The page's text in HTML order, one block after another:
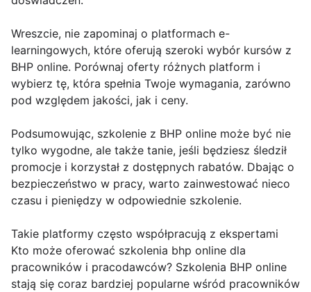
Wreszcie, nie zapominaj o platformach e-
learningowych, które oferują szeroki wybór kursów z
BHP online. Porównaj oferty różnych platform i
wybierz tę, która spełnia Twoje wymagania, zarówno
pod względem jakości, jak i ceny.
Podsumowując, szkolenie z BHP online może być nie
tylko wygodne, ale także tanie, jeśli będziesz śledził
promocje i korzystał z dostępnych rabatów. Dbając o
bezpieczeństwo w pracy, warto zainwestować nieco
czasu i pieniędzy w odpowiednie szkolenie.
Takie platformy często współpracują z ekspertami
Kto może oferować szkolenia bhp online dla
pracowników i pracodawców? Szkolenia BHP online
stają się coraz bardziej popularne wśród pracowników